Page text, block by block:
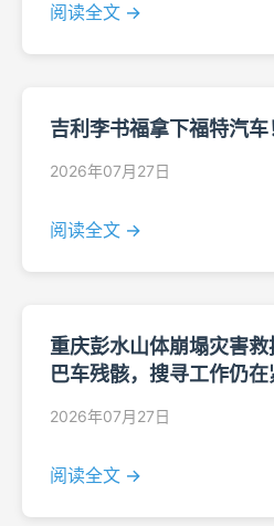
阅读全文 →
吉利李书福拿下福特汽车
2026年07月27日
阅读全文 →
重庆彭水山体崩塌灾害
巴车残骸，搜寻工作仍
2026年07月27日
阅读全文 →